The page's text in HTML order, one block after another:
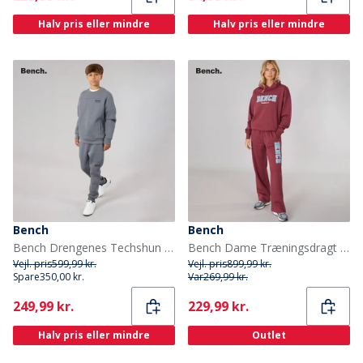
Halv pris eller mindre Halv pris eller mindre
Bench
Bench Drengenes Techshun Træningssæt Stålgrå
Vejl. pris599,99 kr.
Spare350,00 kr.
Current
249,99 kr.
Halv pris eller mindre
Bench
Bench Dame Træningsdragt Cordovan
Vejl. pris899,99 kr.
Var269,99 kr.
Current
229,99 kr.
Outlet